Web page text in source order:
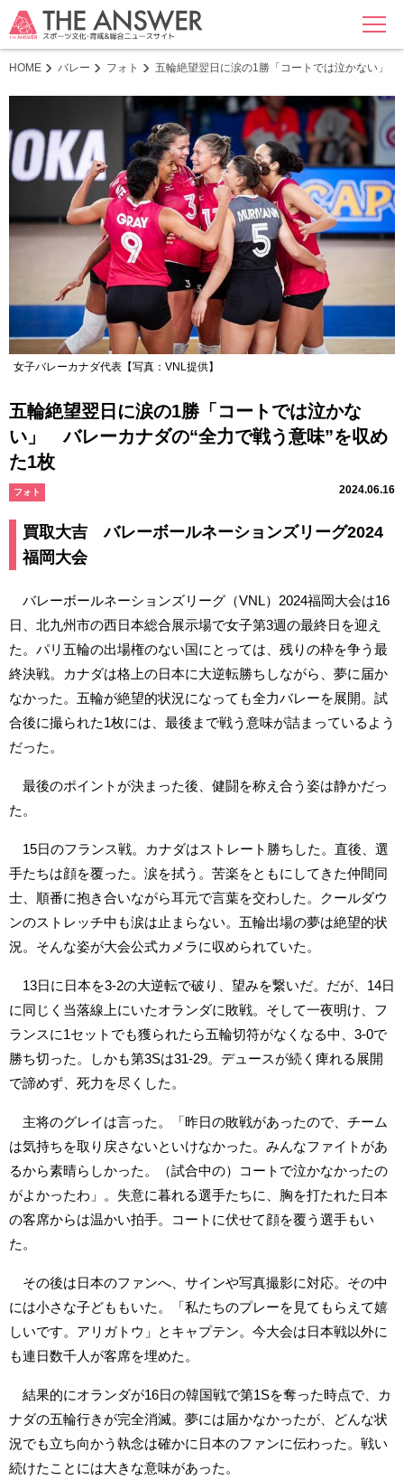
MENU
HOME バレー フォト 五輪絶望翌日に涙の1勝「コートでは泣かない」
女子バレーカナダ代表【写真：VNL提供】
五輪絶望翌日に涙の1勝「コートでは泣かな
い」 バレーカナダの“全力で戦う意味”を収め
た1枚
フォト 2024.06.16
買取大吉 バレーボールネーションズリーグ2024
福岡大会
バレーボールネーションズリーグ（VNL）2024福岡大会は16
日、北九州市の西日本総合展示場で女子第3週の最終日を迎え
た。パリ五輪の出場権のない国にとっては、残りの枠を争う最
終決戦。カナダは格上の日本に大逆転勝ちしながら、夢に届か
なかった。五輪が絶望的状況になっても全力バレーを展開。試
合後に撮られた1枚には、最後まで戦う意味が詰まっているよう
だった。
最後のポイントが決まった後、健闘を称え合う姿は静かだっ
た。
15日のフランス戦。カナダはストレート勝ちした。直後、選
手たちは顔を覆った。涙を拭う。苦楽をともにしてきた仲間同
士、順番に抱き合いながら耳元で言葉を交わした。クールダウ
ンのストレッチ中も涙は止まらない。五輪出場の夢は絶望的状
況。そんな姿が大会公式カメラに収められていた。
13日に日本を3-2の大逆転で破り、望みを繋いだ。だが、14日
に同じく当落線上にいたオランダに敗戦。そして一夜明け、フ
ランスに1セットでも獲られたら五輪切符がなくなる中、3-0で
勝ち切った。しかも第3Sは31-29。デュースが続く痺れる展開
で諦めず、死力を尽くした。
主将のグレイは言った。「昨日の敗戦があったので、チーム
は気持ちを取り戻さないといけなかった。みんなファイトがあ
るから素晴らしかった。（試合中の）コートで泣かなかったの
がよかったわ」。失意に暮れる選手たちに、胸を打たれた日本
の客席からは温かい拍手。コートに伏せて顔を覆う選手もい
た。
その後は日本のファンへ、サインや写真撮影に対応。その中
には小さな子どももいた。「私たちのプレーを見てもらえて嬉
しいです。アリガトウ」とキャプテン。今大会は日本戦以外に
も連日数千人が客席を埋めた。
結果的にオランダが16日の韓国戦で第1Sを奪った時点で、カ
ナダの五輪行きが完全消滅。夢には届かなかったが、どんな状
況でも立ち向かう執念は確かに日本のファンに伝わった。戦い
続けたことには大きな意味があった。